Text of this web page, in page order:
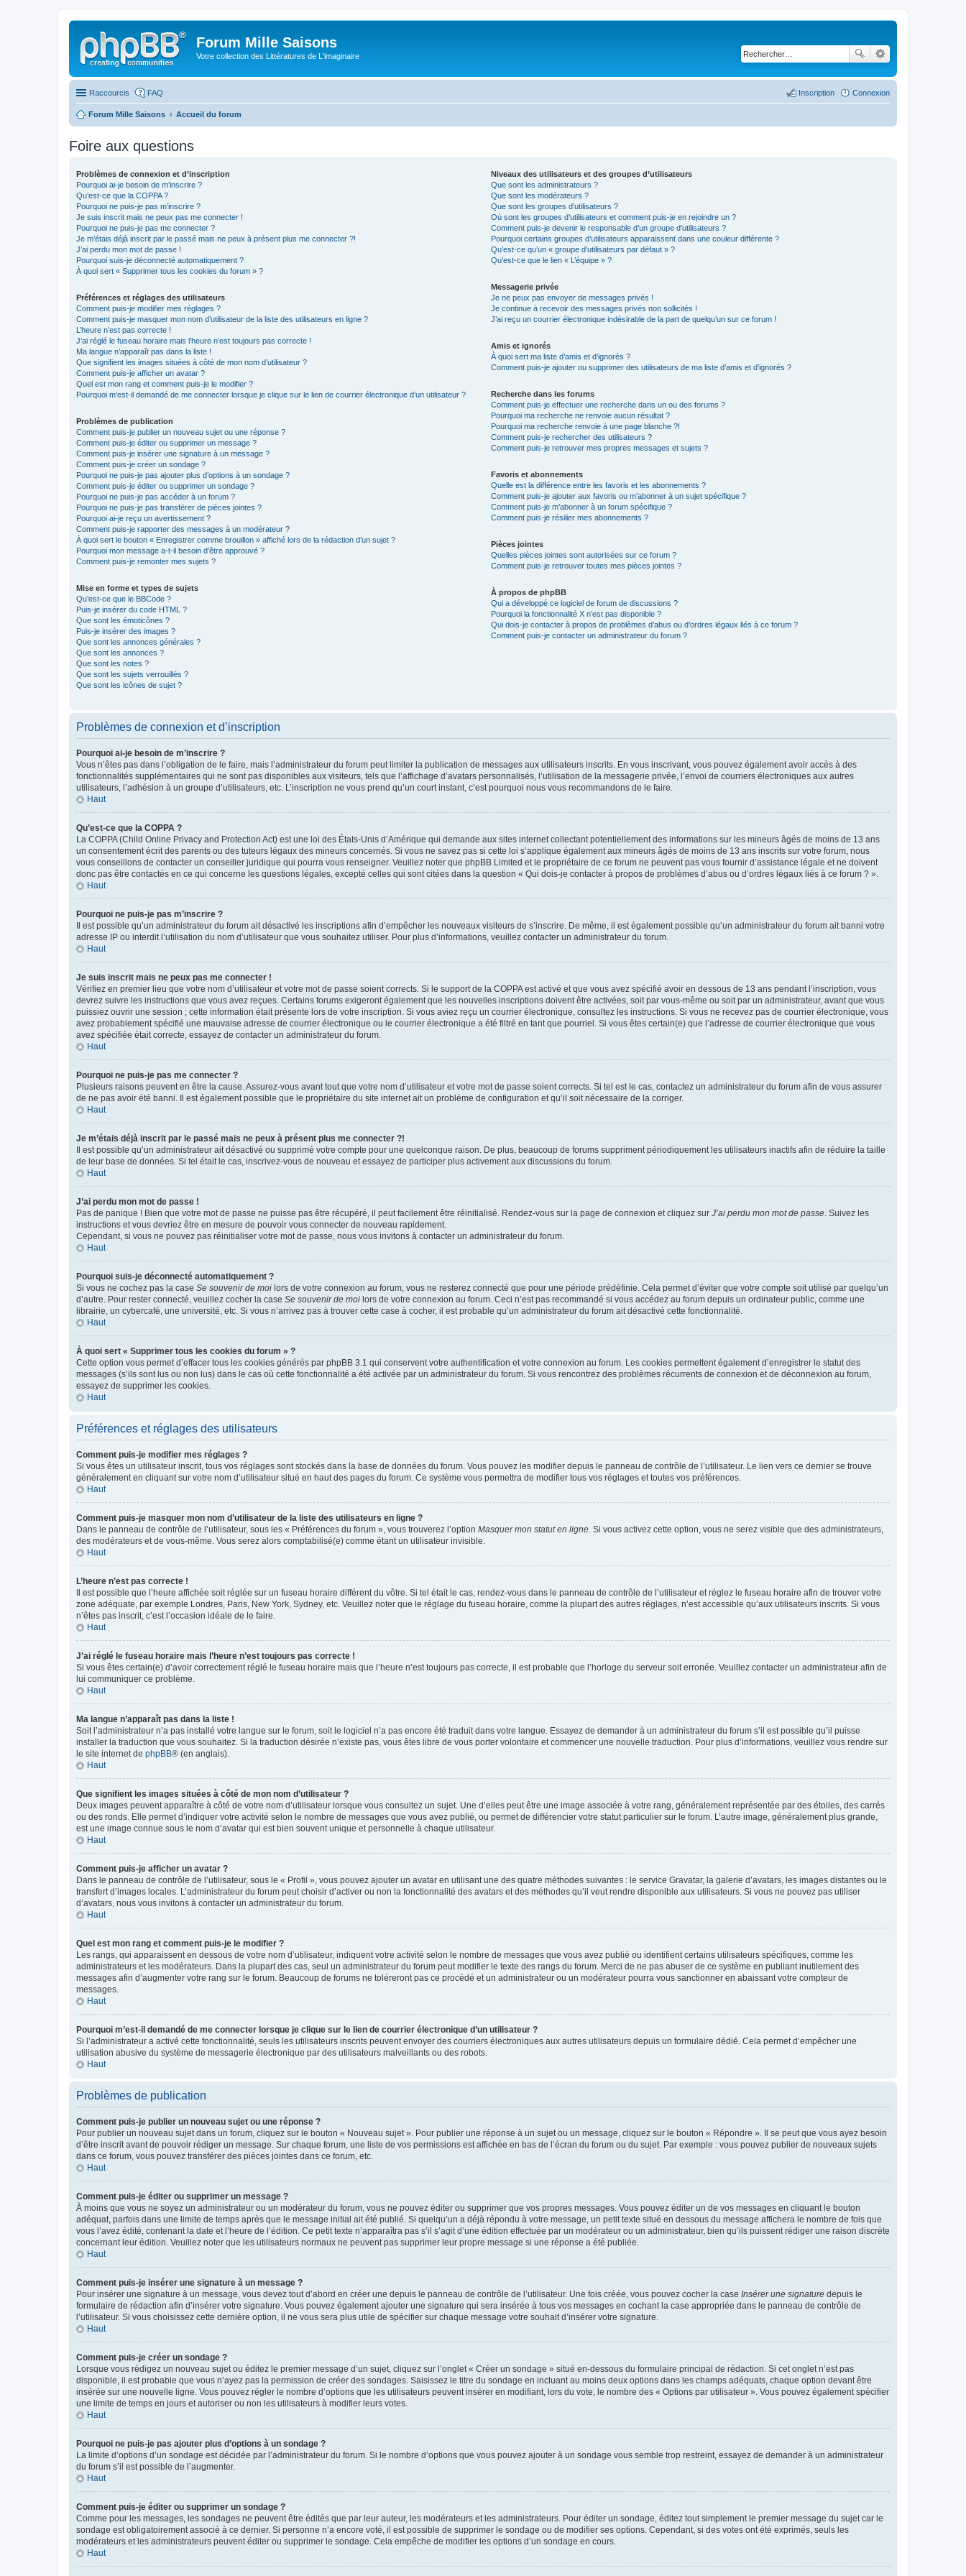
Forum Mille Saisons
Votre collection des Littératures de L'imaginaire
Raccourcis FAQ Connexion
Inscription
Forum Mille Saisons Accueil du forum
Foire aux questions
Problèmes de connexion et d’inscription
Pourquoi ai-je besoin de m’inscrire ?
Qu’est-ce que la COPPA ?
Pourquoi ne puis-je pas m’inscrire ?
Je suis inscrit mais ne peux pas me connecter !
Pourquoi ne puis-je pas me connecter ?
Je m’étais déjà inscrit par le passé mais ne peux à présent plus me connecter ?!
J’ai perdu mon mot de passe !
Pourquoi suis-je déconnecté automatiquement ?
À quoi sert « Supprimer tous les cookies du forum » ?
Préférences et réglages des utilisateurs
Comment puis-je modifier mes réglages ?
Comment puis-je masquer mon nom d’utilisateur de la liste des utilisateurs en ligne ?
L’heure n’est pas correcte !
J’ai réglé le fuseau horaire mais l’heure n’est toujours pas correcte !
Ma langue n’apparaît pas dans la liste !
Que signifient les images situées à côté de mon nom d’utilisateur ?
Comment puis-je afficher un avatar ?
Quel est mon rang et comment puis-je le modifier ?
Pourquoi m’est-il demandé de me connecter lorsque je clique sur le lien de courrier électronique d’un utilisateur ?
Problèmes de publication
Comment puis-je publier un nouveau sujet ou une réponse ?
Comment puis-je éditer ou supprimer un message ?
Comment puis-je insérer une signature à un message ?
Comment puis-je créer un sondage ?
Pourquoi ne puis-je pas ajouter plus d’options à un sondage ?
Comment puis-je éditer ou supprimer un sondage ?
Pourquoi ne puis-je pas accéder à un forum ?
Pourquoi ne puis-je pas transférer de pièces jointes ?
Pourquoi ai-je reçu un avertissement ?
Comment puis-je rapporter des messages à un modérateur ?
À quoi sert le bouton « Enregistrer comme brouillon » affiché lors de la rédaction d’un sujet ?
Pourquoi mon message a-t-il besoin d’être approuvé ?
Comment puis-je remonter mes sujets ?
Mise en forme et types de sujets
Qu’est-ce que le BBCode ?
Puis-je insérer du code HTML ?
Que sont les émoticônes ?
Puis-je insérer des images ?
Que sont les annonces générales ?
Que sont les annonces ?
Que sont les notes ?
Que sont les sujets verrouillés ?
Que sont les icônes de sujet ?
Niveaux des utilisateurs et des groupes d’utilisateurs
Que sont les administrateurs ?
Que sont les modérateurs ?
Que sont les groupes d’utilisateurs ?
Où sont les groupes d’utilisateurs et comment puis-je en rejoindre un ?
Comment puis-je devenir le responsable d’un groupe d’utilisateurs ?
Pourquoi certains groupes d’utilisateurs apparaissent dans une couleur différente ?
Qu’est-ce qu’un « groupe d’utilisateurs par défaut » ?
Qu’est-ce que le lien « L’équipe » ?
Messagerie privée
Je ne peux pas envoyer de messages privés !
Je continue à recevoir des messages privés non sollicités !
J’ai reçu un courrier électronique indésirable de la part de quelqu’un sur ce forum !
Amis et ignorés
À quoi sert ma liste d’amis et d’ignorés ?
Comment puis-je ajouter ou supprimer des utilisateurs de ma liste d’amis et d’ignorés ?
Recherche dans les forums
Comment puis-je effectuer une recherche dans un ou des forums ?
Pourquoi ma recherche ne renvoie aucun résultat ?
Pourquoi ma recherche renvoie à une page blanche ?!
Comment puis-je rechercher des utilisateurs ?
Comment puis-je retrouver mes propres messages et sujets ?
Favoris et abonnements
Quelle est la différence entre les favoris et les abonnements ?
Comment puis-je ajouter aux favoris ou m’abonner à un sujet spécifique ?
Comment puis-je m’abonner à un forum spécifique ?
Comment puis-je résilier mes abonnements ?
Pièces jointes
Quelles pièces jointes sont autorisées sur ce forum ?
Comment puis-je retrouver toutes mes pièces jointes ?
À propos de phpBB
Qui a développé ce logiciel de forum de discussions ?
Pourquoi la fonctionnalité X n’est pas disponible ?
Qui dois-je contacter à propos de problèmes d’abus ou d’ordres légaux liés à ce forum ?
Comment puis-je contacter un administrateur du forum ?
Problèmes de connexion et d’inscription
Pourquoi ai-je besoin de m’inscrire ?
Vous n’êtes pas dans l’obligation de le faire, mais l’administrateur du forum peut limiter la publication de messages aux utilisateurs inscrits. En vous inscrivant, vous pouvez également avoir accès à des
fonctionnalités supplémentaires qui ne sont pas disponibles aux visiteurs, tels que l’affichage d’avatars personnalisés, l’utilisation de la messagerie privée, l’envoi de courriers électroniques aux autres
utilisateurs, l’adhésion à un groupe d’utilisateurs, etc. L’inscription ne vous prend qu’un court instant, c’est pourquoi nous vous recommandons de le faire.
Haut
Qu’est-ce que la COPPA ?
La COPPA (Child Online Privacy and Protection Act) est une loi des États-Unis d’Amérique qui demande aux sites internet collectant potentiellement des informations sur les mineurs âgés de moins de 13 ans
un consentement écrit des parents ou des tuteurs légaux des mineurs concernés. Si vous ne savez pas si cette loi s’applique également aux mineurs âgés de moins de 13 ans inscrits sur votre forum, nous
vous conseillons de contacter un conseiller juridique qui pourra vous renseigner. Veuillez noter que phpBB Limited et le propriétaire de ce forum ne peuvent pas vous fournir d’assistance légale et ne doivent
donc pas être contactés en ce qui concerne les questions légales, excepté celles qui sont citées dans la question « Qui dois-je contacter à propos de problèmes d’abus ou d’ordres légaux liés à ce forum ? ».
Haut
Pourquoi ne puis-je pas m’inscrire ?
Il est possible qu’un administrateur du forum ait désactivé les inscriptions afin d’empêcher les nouveaux visiteurs de s’inscrire. De même, il est également possible qu’un administrateur du forum ait banni votre
adresse IP ou interdit l’utilisation du nom d’utilisateur que vous souhaitez utiliser. Pour plus d’informations, veuillez contacter un administrateur du forum.
Haut
Je suis inscrit mais ne peux pas me connecter !
Vérifiez en premier lieu que votre nom d’utilisateur et votre mot de passe soient corrects. Si le support de la COPPA est activé et que vous avez spécifié avoir en dessous de 13 ans pendant l’inscription, vous
devrez suivre les instructions que vous avez reçues. Certains forums exigeront également que les nouvelles inscriptions doivent être activées, soit par vous-même ou soit par un administrateur, avant que vous
puissiez ouvrir une session ; cette information était présente lors de votre inscription. Si vous aviez reçu un courrier électronique, consultez les instructions. Si vous ne recevez pas de courrier électronique, vous
avez probablement spécifié une mauvaise adresse de courrier électronique ou le courrier électronique a été filtré en tant que pourriel. Si vous êtes certain(e) que l’adresse de courrier électronique que vous
avez spécifiée était correcte, essayez de contacter un administrateur du forum.
Haut
Pourquoi ne puis-je pas me connecter ?
Plusieurs raisons peuvent en être la cause. Assurez-vous avant tout que votre nom d’utilisateur et votre mot de passe soient corrects. Si tel est le cas, contactez un administrateur du forum afin de vous assurer
de ne pas avoir été banni. Il est également possible que le propriétaire du site internet ait un problème de configuration et qu’il soit nécessaire de la corriger.
Haut
Je m’étais déjà inscrit par le passé mais ne peux à présent plus me connecter ?!
Il est possible qu’un administrateur ait désactivé ou supprimé votre compte pour une quelconque raison. De plus, beaucoup de forums suppriment périodiquement les utilisateurs inactifs afin de réduire la taille
de leur base de données. Si tel était le cas, inscrivez-vous de nouveau et essayez de participer plus activement aux discussions du forum.
Haut
J’ai perdu mon mot de passe !
Pas de panique ! Bien que votre mot de passe ne puisse pas être récupéré, il peut facilement être réinitialisé. Rendez-vous sur la page de connexion et cliquez sur J’ai perdu mon mot de passe . Suivez les
instructions et vous devriez être en mesure de pouvoir vous connecter de nouveau rapidement.
Cependant, si vous ne pouvez pas réinitialiser votre mot de passe, nous vous invitons à contacter un administrateur du forum.
Haut
Pourquoi suis-je déconnecté automatiquement ?
Si vous ne cochez pas la case Se souvenir de moi lors de votre connexion au forum, vous ne resterez connecté que pour une période prédéfinie. Cela permet d’éviter que votre compte soit utilisé par quelqu’un
d’autre. Pour rester connecté, veuillez cocher la case Se souvenir de moi lors de votre connexion au forum. Ceci n’est pas recommandé si vous accédez au forum depuis un ordinateur public, comme une
librairie, un cybercafé, une université, etc. Si vous n’arrivez pas à trouver cette case à cocher, il est probable qu’un administrateur du forum ait désactivé cette fonctionnalité.
Haut
À quoi sert « Supprimer tous les cookies du forum » ?
Cette option vous permet d’effacer tous les cookies générés par phpBB 3.1 qui conservent votre authentification et votre connexion au forum. Les cookies permettent également d’enregistrer le statut des
messages (s’ils sont lus ou non lus) dans le cas où cette fonctionnalité a été activée par un administrateur du forum. Si vous rencontrez des problèmes récurrents de connexion et de déconnexion au forum,
essayez de supprimer les cookies.
Haut
Préférences et réglages des utilisateurs
Comment puis-je modifier mes réglages ?
Si vous êtes un utilisateur inscrit, tous vos réglages sont stockés dans la base de données du forum. Vous pouvez les modifier depuis le panneau de contrôle de l’utilisateur. Le lien vers ce dernier se trouve
généralement en cliquant sur votre nom d’utilisateur situé en haut des pages du forum. Ce système vous permettra de modifier tous vos réglages et toutes vos préférences.
Haut
Comment puis-je masquer mon nom d’utilisateur de la liste des utilisateurs en ligne ?
Dans le panneau de contrôle de l’utilisateur, sous les « Préférences du forum », vous trouverez l’option Masquer mon statut en ligne . Si vous activez cette option, vous ne serez visible que des administrateurs,
des modérateurs et de vous-même. Vous serez alors comptabilisé(e) comme étant un utilisateur invisible.
Haut
L’heure n’est pas correcte !
Il est possible que l’heure affichée soit réglée sur un fuseau horaire différent du vôtre. Si tel était le cas, rendez-vous dans le panneau de contrôle de l’utilisateur et réglez le fuseau horaire afin de trouver votre
zone adéquate, par exemple Londres, Paris, New York, Sydney, etc. Veuillez noter que le réglage du fuseau horaire, comme la plupart des autres réglages, n’est accessible qu’aux utilisateurs inscrits. Si vous
n’êtes pas inscrit, c’est l’occasion idéale de le faire.
Haut
J’ai réglé le fuseau horaire mais l’heure n’est toujours pas correcte !
Si vous êtes certain(e) d’avoir correctement réglé le fuseau horaire mais que l’heure n’est toujours pas correcte, il est probable que l’horloge du serveur soit erronée. Veuillez contacter un administrateur afin de
lui communiquer ce problème.
Haut
Ma langue n’apparaît pas dans la liste !
Soit l’administrateur n’a pas installé votre langue sur le forum, soit le logiciel n’a pas encore été traduit dans votre langue. Essayez de demander à un administrateur du forum s’il est possible qu’il puisse
installer la traduction que vous souhaitez. Si la traduction désirée n’existe pas, vous êtes libre de vous porter volontaire et commencer une nouvelle traduction. Pour plus d’informations, veuillez vous rendre sur
le site internet de phpBB® (en anglais).
Haut
Que signifient les images situées à côté de mon nom d’utilisateur ?
Deux images peuvent apparaître à côté de votre nom d’utilisateur lorsque vous consultez un sujet. Une d’elles peut être une image associée à votre rang, généralement représentée par des étoiles, des carrés
ou des ronds. Elle permet d’indiquer votre activité selon le nombre de messages que vous avez publié, ou permet de différencier votre statut particulier sur le forum. L’autre image, généralement plus grande,
est une image connue sous le nom d’avatar qui est bien souvent unique et personnelle à chaque utilisateur.
Haut
Comment puis-je afficher un avatar ?
Dans le panneau de contrôle de l’utilisateur, sous le « Profil », vous pouvez ajouter un avatar en utilisant une des quatre méthodes suivantes : le service Gravatar, la galerie d’avatars, les images distantes ou le
transfert d’images locales. L’administrateur du forum peut choisir d’activer ou non la fonctionnalité des avatars et des méthodes qu’il veut rendre disponible aux utilisateurs. Si vous ne pouvez pas utiliser
d’avatars, nous vous invitons à contacter un administrateur du forum.
Haut
Quel est mon rang et comment puis-je le modifier ?
Les rangs, qui apparaissent en dessous de votre nom d’utilisateur, indiquent votre activité selon le nombre de messages que vous avez publié ou identifient certains utilisateurs spécifiques, comme les
administrateurs et les modérateurs. Dans la plupart des cas, seul un administrateur du forum peut modifier le texte des rangs du forum. Merci de ne pas abuser de ce système en publiant inutilement des
messages afin d’augmenter votre rang sur le forum. Beaucoup de forums ne toléreront pas ce procédé et un administrateur ou un modérateur pourra vous sanctionner en abaissant votre compteur de
messages.
Haut
Pourquoi m’est-il demandé de me connecter lorsque je clique sur le lien de courrier électronique d’un utilisateur ?
Si l’administrateur a activé cette fonctionnalité, seuls les utilisateurs inscrits peuvent envoyer des courriers électroniques aux autres utilisateurs depuis un formulaire dédié. Cela permet d’empêcher une
utilisation abusive du système de messagerie électronique par des utilisateurs malveillants ou des robots.
Haut
Problèmes de publication
Comment puis-je publier un nouveau sujet ou une réponse ?
Pour publier un nouveau sujet dans un forum, cliquez sur le bouton « Nouveau sujet ». Pour publier une réponse à un sujet ou un message, cliquez sur le bouton « Répondre ». Il se peut que vous ayez besoin
d’être inscrit avant de pouvoir rédiger un message. Sur chaque forum, une liste de vos permissions est affichée en bas de l’écran du forum ou du sujet. Par exemple : vous pouvez publier de nouveaux sujets
dans ce forum, vous pouvez transférer des pièces jointes dans ce forum, etc.
Haut
Comment puis-je éditer ou supprimer un message ?
À moins que vous ne soyez un administrateur ou un modérateur du forum, vous ne pouvez éditer ou supprimer que vos propres messages. Vous pouvez éditer un de vos messages en cliquant le bouton
adéquat, parfois dans une limite de temps après que le message initial ait été publié. Si quelqu’un a déjà répondu à votre message, un petit texte situé en dessous du message affichera le nombre de fois que
vous l’avez édité, contenant la date et l’heure de l’édition. Ce petit texte n’apparaîtra pas s’il s’agit d’une édition effectuée par un modérateur ou un administrateur, bien qu’ils puissent rédiger une raison discrète
concernant leur édition. Veuillez noter que les utilisateurs normaux ne peuvent pas supprimer leur propre message si une réponse a été publiée.
Haut
Comment puis-je insérer une signature à un message ?
Pour insérer une signature à un message, vous devez tout d’abord en créer une depuis le panneau de contrôle de l’utilisateur. Une fois créée, vous pouvez cocher la case Insérer une signature depuis le
formulaire de rédaction afin d’insérer votre signature. Vous pouvez également ajouter une signature qui sera insérée à tous vos messages en cochant la case appropriée dans le panneau de contrôle de
l’utilisateur. Si vous choisissez cette dernière option, il ne vous sera plus utile de spécifier sur chaque message votre souhait d’insérer votre signature.
Haut
Comment puis-je créer un sondage ?
Lorsque vous rédigez un nouveau sujet ou éditez le premier message d’un sujet, cliquez sur l’onglet « Créer un sondage » situé en-dessous du formulaire principal de rédaction. Si cet onglet n’est pas
disponible, il est probable que vous n’ayez pas la permission de créer des sondages. Saisissez le titre du sondage en incluant au moins deux options dans les champs adéquats, chaque option devant être
insérée sur une nouvelle ligne. Vous pouvez régler le nombre d’options que les utilisateurs peuvent insérer en modifiant, lors du vote, le nombre des « Options par utilisateur ». Vous pouvez également spécifier
une limite de temps en jours et autoriser ou non les utilisateurs à modifier leurs votes.
Haut
Pourquoi ne puis-je pas ajouter plus d’options à un sondage ?
La limite d’options d’un sondage est décidée par l’administrateur du forum. Si le nombre d’options que vous pouvez ajouter à un sondage vous semble trop restreint, essayez de demander à un administrateur
du forum s’il est possible de l’augmenter.
Haut
Comment puis-je éditer ou supprimer un sondage ?
Comme pour les messages, les sondages ne peuvent être édités que par leur auteur, les modérateurs et les administrateurs. Pour éditer un sondage, éditez tout simplement le premier message du sujet car le
sondage est obligatoirement associé à ce dernier. Si personne n’a encore voté, il est possible de supprimer le sondage ou de modifier ses options. Cependant, si des votes ont été exprimés, seuls les
modérateurs et les administrateurs peuvent éditer ou supprimer le sondage. Cela empêche de modifier les options d’un sondage en cours.
Haut